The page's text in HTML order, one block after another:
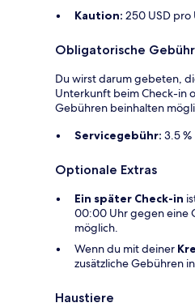
Kaution: 250 USD
Obligatorische
Du wirst darum gebeten,
Unterkunft beim Check-in
Gebühren beinhalten
Servicegebühr: 3.5 %
Optionale Extras
Ein später Check-in
00:00 Uhr gegen eine
möglich.
Wenn du mit deiner
zusätzliche Gebühren
Haustiere